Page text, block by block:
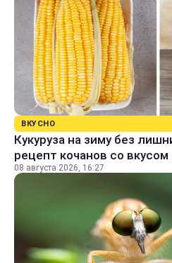
ВКУСНО
Кукуруза на зиму без
рецепт кочанов со вкусом
08 августа 2026, 16:27